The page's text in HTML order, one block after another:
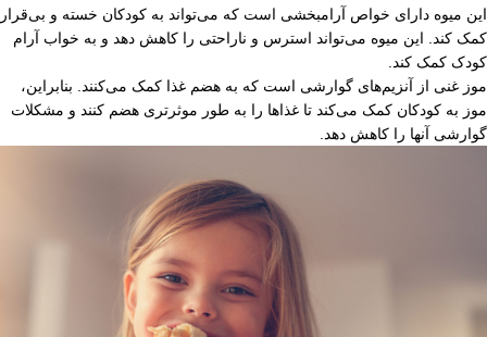
این میوه دارای خواص آرامبخشی است که می‌تواند به کودکان خسته و بی‌قرار
کمک کند. این میوه می‌تواند استرس و ناراحتی را کاهش دهد و به خواب آرام
کودک کمک کند.
موز غنی از آنزیم‌های گوارشی است که به هضم غذا کمک می‌کنند. بنابراین،
موز به کودکان کمک می‌کند تا غذاها را به طور موثرتری هضم کنند و مشکلات
گوارشی آنها را کاهش دهد.